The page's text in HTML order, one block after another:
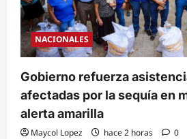
NACIONALES
Gobierno refuerza
afectadas por la sequía en
alerta amarilla
Maycol Lopez hace 2 horas 0